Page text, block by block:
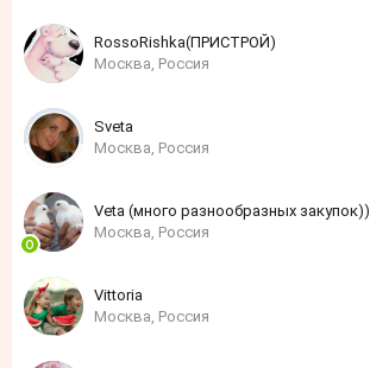
RossoRishka(ПРИСТРОЙ)
Москва, Россия
Sveta
Москва, Россия
Veta (много разнообразных закупок))
Москва, Россия
Vittoria
Москва, Россия